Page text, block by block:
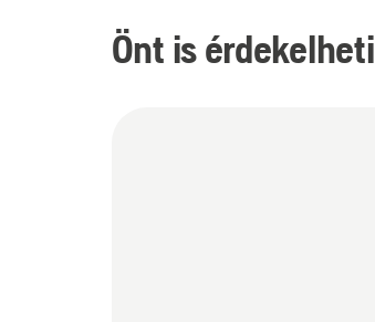
Önt is érdekelheti